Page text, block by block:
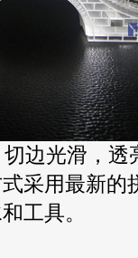
光滑，透
采用最新的
工具。